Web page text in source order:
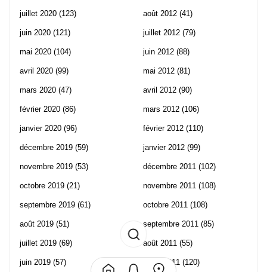
juillet 2020 (123)
juin 2020 (121)
mai 2020 (104)
avril 2020 (99)
mars 2020 (47)
février 2020 (86)
janvier 2020 (96)
décembre 2019 (59)
novembre 2019 (53)
octobre 2019 (21)
septembre 2019 (61)
août 2019 (51)
juillet 2019 (69)
juin 2019 (57)
août 2012 (41)
juillet 2012 (79)
juin 2012 (88)
mai 2012 (81)
avril 2012 (90)
mars 2012 (106)
février 2012 (110)
janvier 2012 (99)
décembre 2011 (102)
novembre 2011 (108)
octobre 2011 (108)
septembre 2011 (85)
août 2011 (55)
juillet 2011 (120)